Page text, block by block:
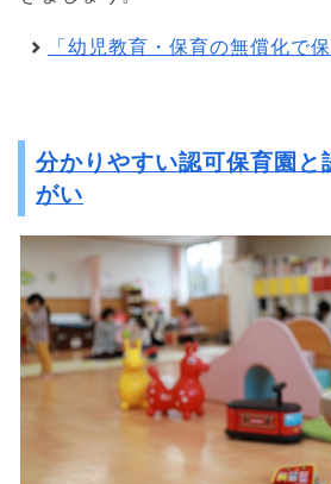
「幼児教育・保育の無償化で
分かりやすい認可保育園と
がい